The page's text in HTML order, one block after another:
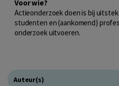
Voor wie?
Actieonderzoek doen is bij
studenten en (aankomend)
onderzoek uitvoeren.
Auteur(s)